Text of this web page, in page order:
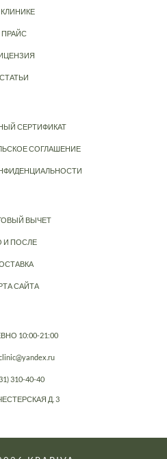
ПРАЙС
СТАТЬИ
СЕРТИФИКАТ
СОГЛАШЕНИЕ
ВЫЧЕТ
И ПОСЛЕ
САЙТА
10:00-21:00
310-40-40
Д. 3